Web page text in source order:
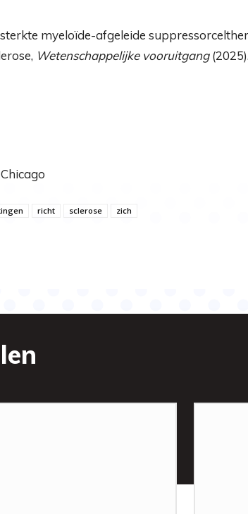
myeloïde-afgeleide
Wetenschappelijke vooruitgang(2025).
richt sclerose zich